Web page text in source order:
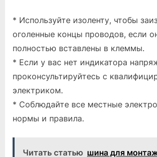
* Используйте изоленту, чтобы
оголенные концы проводов, если
полностью вставлены в клеммы.
* Если у вас нет индикатора
проконсультируйтесь с
электриком.
* Соблюдайте все местные
нормы и правила.
Читать статью шина для